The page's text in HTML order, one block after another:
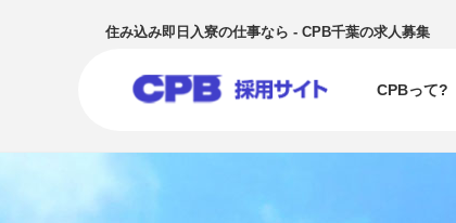
住み込み即日入寮の仕事なら - CPB千葉の求人募集
CPBって?